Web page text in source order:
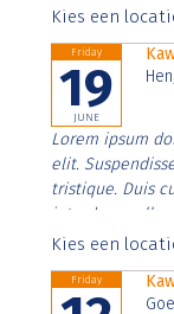
Aenean
Kies een
Friday
19
JUNE
Lorem ipsum
elit.
tristique. Duis
interdum nulla,
Aenean
Kies een
Friday